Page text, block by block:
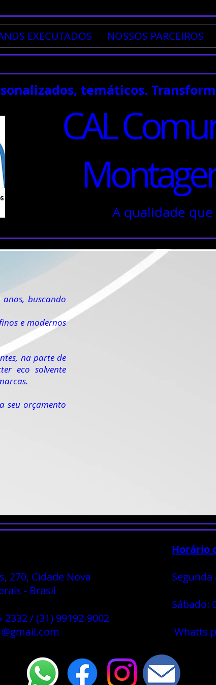
EXECUTADOS NOSSOS PARCEIROS
temáticos.
CAL
A qualidade
buscando
e modernos
na parte de
eco solvente
seu orçamento
270, Cidade Nova
- Brasil
/ (31) 99192-9002
Horário
Segunda
Sábado:
Whatts